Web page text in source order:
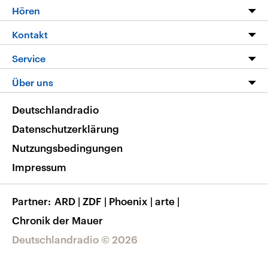
Programm
Die Nachrichten
Nachrichtenleicht
Neue Beiträge auf dlf.de
Hören
Livestream
Podcasts
Deutschlandfunk App
Nachrichten App
Frequenzen
Kontakt
Hörerservice
Service
FAQ
Veranstaltungen
Musikliste
RSS
Über uns
Barrierefreiheit
Deutschlandradio © 2026
Deutschlandradio
Datenschutzerklärung
Nutzungsbedingungen
Impressum
Partner ARD | ZDF | Phoenix | arte |
Chronik der Mauer